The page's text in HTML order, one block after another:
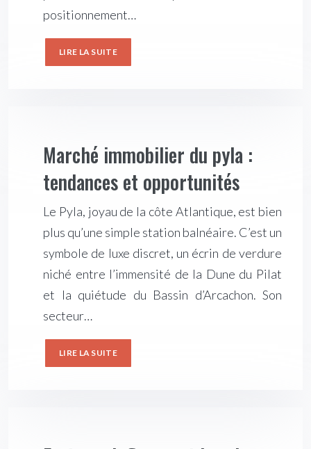
positionnement…
LIRE LA SUITE
Marché immobilier du pyla :
tendances et opportunités
Le Pyla, joyau de la côte Atlantique, est bien
plus qu’une simple station balnéaire. C’est un
symbole de luxe discret, un écrin de verdure
niché entre l’immensité de la Dune du Pilat
et la quiétude du Bassin d’Arcachon. Son
secteur…
LIRE LA SUITE